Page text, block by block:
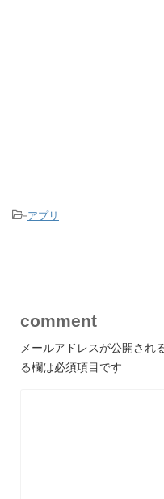
-アプリ
comment
メールアドレスが公開され
る欄は必須項目です